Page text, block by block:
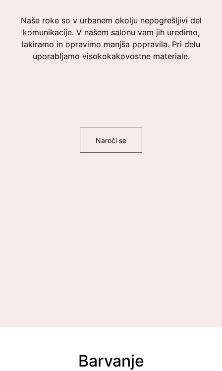
Naše roke so v urbanem okolju nepogrešljivi del
komunikacije. V našem salonu vam jih uredimo,
lakiramo in opravimo manjša popravila. Pri delu
uporabljamo visokokakovostne materiale.
Naroči se
Barvanje